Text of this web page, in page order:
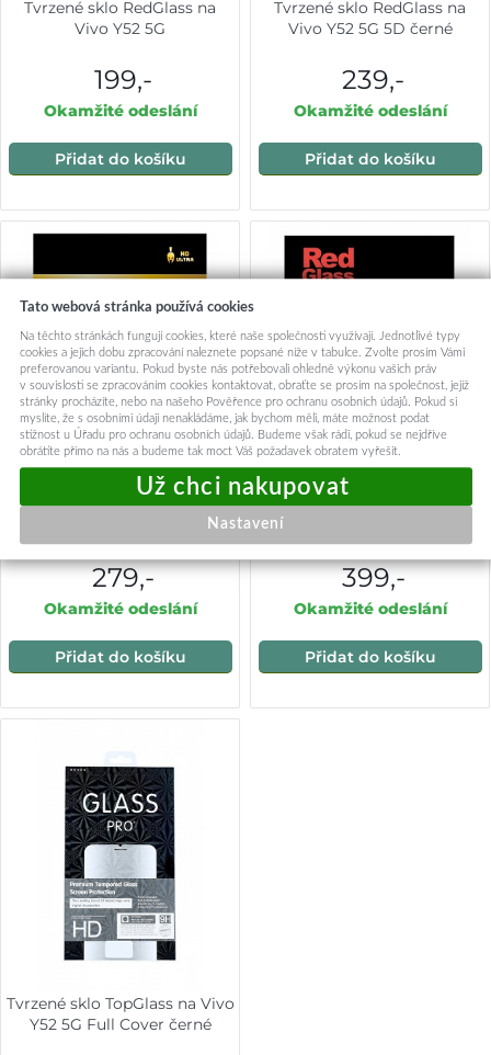
Tvrzené sklo RedGlass na
Vivo Y52 5G
199,-
Okamžité odeslání
Přidat do košíku
Tvrzené sklo RedGlass na
Vivo Y52 5G 5D černé
239,-
Okamžité odeslání
Přidat do košíku
Speciální fólie HD Ultra na
279,-
Okamžité odeslání
Přidat do košíku
Set ochrany displeje RedGlass
na Vivo Y52 5G Triple Pack
399,-
Okamžité odeslání
Přidat do košíku
Tvrzené sklo TopGlass na Vivo
Y52 5G Full Cover černé
Tato webová stránka používá cookies
Na těchto stránkách fungují cookies, které naše společnosti využívají. Jednotlivé typy
cookies a jejich dobu zpracování naleznete popsané níže v tabulce. Zvolte prosím Vámi
preferovanou variantu. Pokud byste nás potřebovali ohledně výkonu vašich práv
v souvislosti se zpracováním cookies kontaktovat, obraťte se prosím na společnost, jejíž
stránky procházíte, nebo na našeho Pověřence pro ochranu osobních údajů. Pokud si
myslíte, že s osobními údaji nenakládáme, jak bychom měli, máte možnost podat
stížnost u Úřadu pro ochranu osobních údajů. Budeme však rádi, pokud se nejdříve
obrátíte přímo na nás a budeme tak moct Váš požadavek obratem vyřešit.
Nastavení